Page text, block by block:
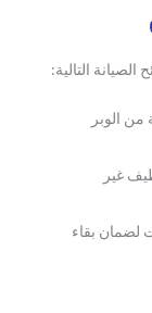
التالية:
الوبر
غير
لضمان بقاء